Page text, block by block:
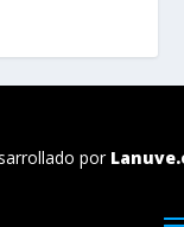
por